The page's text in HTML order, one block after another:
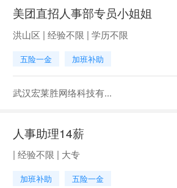
美团直招人事部专员小姐姐
洪山区 | 经验不限 | 学历不限
五险一金 加班补助
武汉宏莱胜网络科技有...
人事助理14薪
| 经验不限 | 大专
加班补助 五险一金